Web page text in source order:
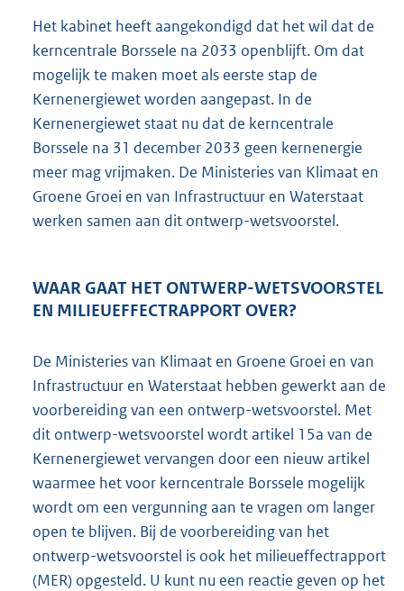
Het kabinet heeft aangekondigd dat het wil dat de
kerncentrale Borssele na 2033 openblijft. Om dat
mogelijk te maken moet als eerste stap de
Kernenergiewet worden aangepast. In de
Kernenergiewet staat nu dat de kerncentrale
Borssele na 31 december 2033 geen kernenergie
meer mag vrijmaken. De Ministeries van Klimaat en
Groene Groei en van Infrastructuur en Waterstaat
werken samen aan dit ontwerp-wetsvoorstel.
WAAR GAAT HET ONTWERP-WETSVOORSTEL
EN MILIEUEFFECTRAPPORT OVER?
De Ministeries van Klimaat en Groene Groei en van
Infrastructuur en Waterstaat hebben gewerkt aan de
voorbereiding van een ontwerp-wetsvoorstel. Met
dit ontwerp-wetsvoorstel wordt artikel 15a van de
Kernenergiewet vervangen door een nieuw artikel
waarmee het voor kerncentrale Borssele mogelijk
wordt om een vergunning aan te vragen om langer
open te blijven. Bij de voorbereiding van het
ontwerp-wetsvoorstel is ook het milieueffectrapport
(MER) opgesteld. U kunt nu een reactie geven op het